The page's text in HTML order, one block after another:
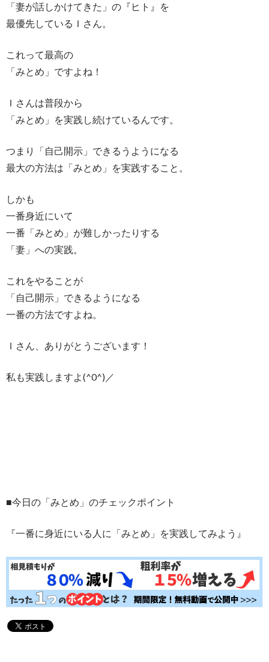
「妻が話しかけてきた」の『ヒト』を
最優先しているＩさん。
これって最高の
「みとめ」ですよね！
Ｉさんは普段から
「みとめ」を実践し続けているんです。
つまり「自己開示」できるうようになる
最大の方法は「みとめ」を実践すること。
しかも
一番身近にいて
一番「みとめ」が難しかったりする
「妻」への実践。
これをやることが
「自己開示」できるようになる
一番の方法ですよね。
Ｉさん、ありがとうございます！
私も実践しますよ(^0^)／
■今日の「みとめ」のチェックポイント
『一番に身近にいる人に「みとめ」を実践してみよう』